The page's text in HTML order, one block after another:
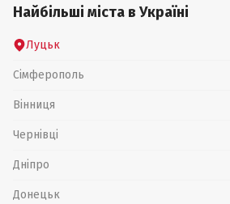
Найбільші міста в Україні
Луцьк
Сімферополь
Вінниця
Чернівці
Дніпро
Донецьк